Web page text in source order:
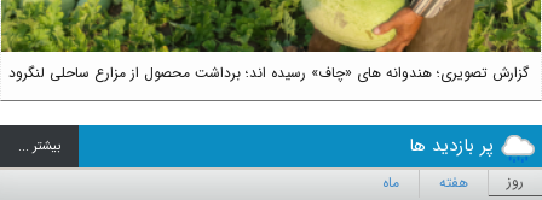
گزارش تصویری؛ هندوانه های «چاف» رسیده اند؛ برداشت محصول از مزارع ساحلی لنگرود
پر بازدید ها بيشتر ...
روز هفته ماه